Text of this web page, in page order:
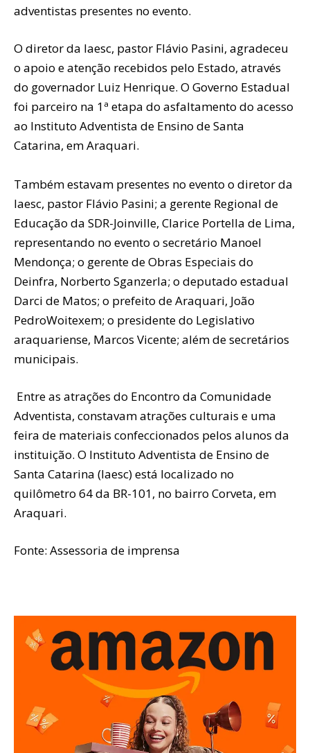
adventistas presentes no evento.
O diretor da Iaesc, pastor Flávio Pasini, agradeceu
o apoio e atenção recebidos pelo Estado, através
do governador Luiz Henrique. O Governo Estadual
foi parceiro na 1ª etapa do asfaltamento do acesso
ao Instituto Adventista de Ensino de Santa
Catarina, em Araquari.
Também estavam presentes no evento o diretor da
Iaesc, pastor Flávio Pasini; a gerente Regional de
Educação da SDR-Joinville, Clarice Portella de Lima,
representando no evento o secretário Manoel
Mendonça; o gerente de Obras Especiais do
Deinfra, Norberto Sganzerla; o deputado estadual
Darci de Matos; o prefeito de Araquari, João
PedroWoitexem; o presidente do Legislativo
araquariense, Marcos Vicente; além de secretários
municipais.
Entre as atrações do Encontro da Comunidade
Adventista, constavam atrações culturais e uma
feira de materiais confeccionados pelos alunos da
instituição. O Instituto Adventista de Ensino de
Santa Catarina (Iaesc) está localizado no
quilômetro 64 da BR-101, no bairro Corveta, em
Araquari.
Fonte: Assessoria de imprensa